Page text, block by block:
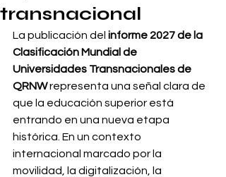
transnacional
La publicación del informe 2027 de la
Clasificación Mundial de
Universidades Transnacionales de
QRNW representa una señal clara de
que la educación superior está
entrando en una nueva etapa
histórica. En un contexto
internacional marcado por la
movilidad, la digitalización, la